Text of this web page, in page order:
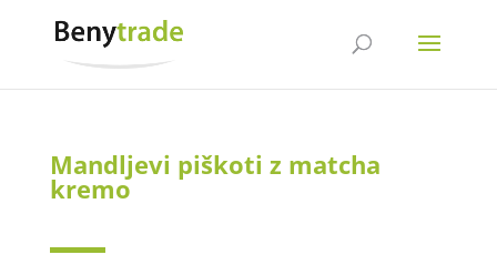
Mandljevi piškoti z matcha
kremo